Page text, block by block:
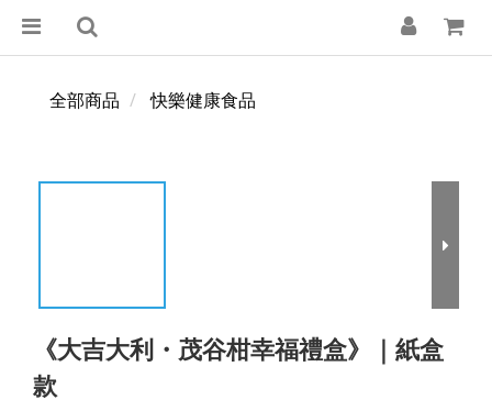
全部商品 快樂健康食品
《大吉大利・茂谷柑幸福禮盒》｜紙盒
款